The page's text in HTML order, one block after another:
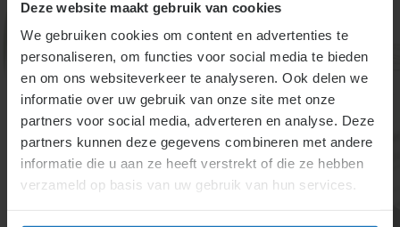
Deze website maakt gebruik van cookies
We gebruiken cookies om content en advertenties te
personaliseren, om functies voor social media te bieden
en om ons websiteverkeer te analyseren. Ook delen we
informatie over uw gebruik van onze site met onze
partners voor social media, adverteren en analyse. Deze
partners kunnen deze gegevens combineren met andere
informatie die u aan ze heeft verstrekt of die ze hebben
verzameld op basis van uw gebruik van hun services.
arbeidsovereenkomst, als de branche een CAO heeft
waar de werkgever (en werknemer) aan verbonden is
of als deze CAO algemeen verbindend is verklaard.
CAO’s dienen naast het regelen van de
arbeidsvoorwaarden veelal ook om oneerlijke
onderlinge concurrentie tegen te gaan.